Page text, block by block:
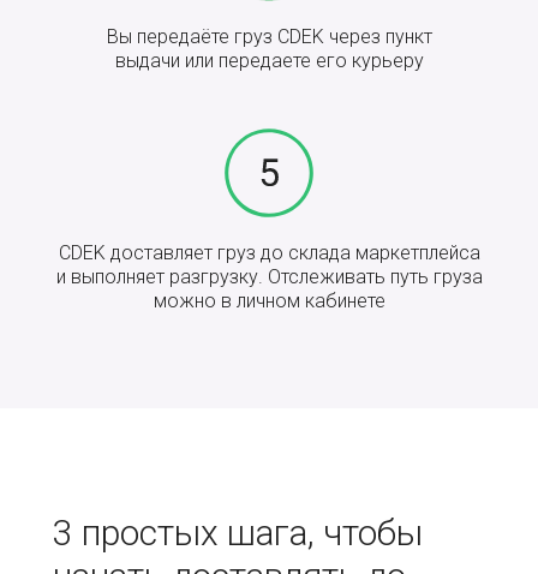
Вы передаёте груз CDEK через пункт
выдачи или передаете его курьеру
CDEK доставляет груз до склада маркетплейса
и выполняет разгрузку. Отслеживать путь груза
можно в личном кабинете
3 простых шага, чтобы